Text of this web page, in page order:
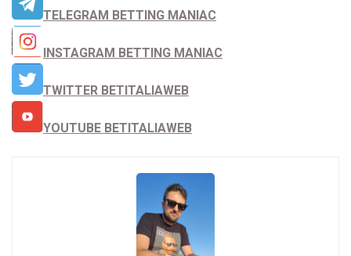
TELEGRAM BETTING MANIAC
INSTAGRAM BETTING MANIAC
TWITTER BETITALIAWEB
YOUTUBE BETITALIAWEB